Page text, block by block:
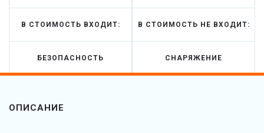
В СТОИМОСТЬ ВХОДИТ: В СТОИМОСТЬ НЕ ВХОДИТ:
БЕЗОПАСНОСТЬ СНАРЯЖЕНИЕ
ОПИСАНИЕ